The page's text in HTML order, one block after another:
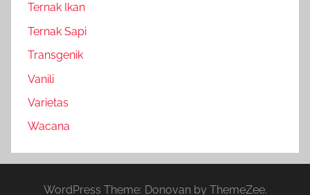
Ternak Ikan
Ternak Sapi
Transgenik
Vanili
Varietas
Wacana
WordPress Theme: Donovan by ThemeZee.